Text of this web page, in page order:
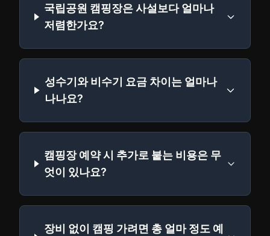
국립공원 캠핑장은 사설보다 얼마나
저렴한가요?
성수기와 비수기 요금 차이는 얼마나
나나요?
캠핑장 예약 시 추가로 붙는 비용은 무
엇이 있나요?
장비 없이 캠핑 가려면 총 얼마 정도 예